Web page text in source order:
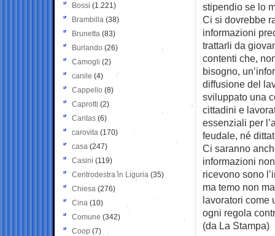
stipendio se lo
Ci si dovrebbe
informazioni
trattarli da
contenti che,
bisogno,
diffusione del
sviluppato una
cittadini e
essenziali per
feudale, né
Ci saranno
informazioni
ricevono sono
ma temo non
lavoratori come
ogni regola
(da La Stampa)
Bossi (1.221)
Brambilla (38)
Brunetta (83)
Burlando (26)
Camogli (2)
canile (4)
Cappello (8)
Caprotti (2)
Caritas (6)
carovita (170)
casa (247)
Casini (119)
Centrodestra in Liguria (35)
Chiesa (276)
Cina (10)
Comune (342)
Coop (7)